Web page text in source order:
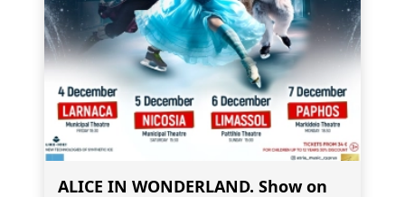
ALICE IN WONDERLAND. Show on